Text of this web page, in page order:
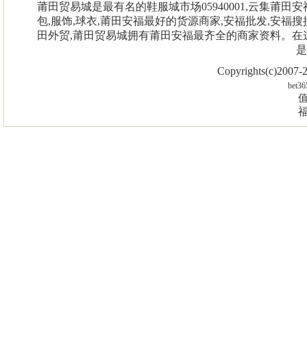
莆田贸易城是最有名的鞋服城市场05940001,云集莆田
包,服饰,球衣,莆田安福最好的货源商家,安福批发,安福
田外贸,莆田贸易城拥有莆田安福最齐全的商家资料。